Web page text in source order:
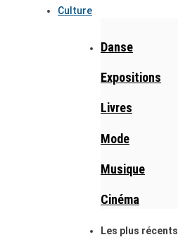
Culture
Danse
Expositions
Livres
Mode
Musique
Cinéma
Les plus récents